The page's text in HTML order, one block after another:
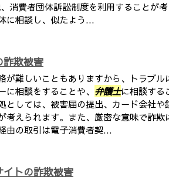
消費者団体訴訟制度を利用することが
に相談し、似たよう...
詐欺被害
が難しいこともありますから、トラブ
に相談をすることや、 弁護士に相談する
としては、被害届の提出、カード会社
考えられます。また、厳密な意味で詐欺
由の取引は電子消費者契...
イトの詐欺被害